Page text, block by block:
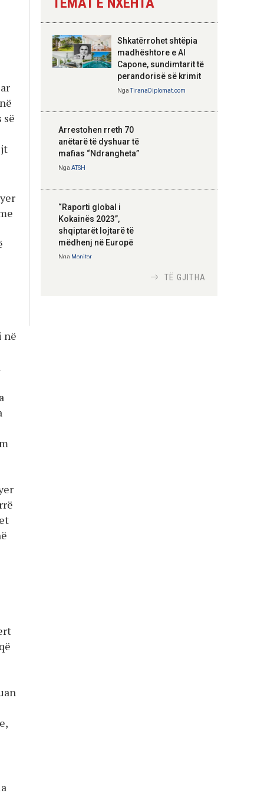
së
në
Hoxha takim me
zyrtarë të lartë të
DASH: Angazhim i
përbashkët për
strategjik
Shkatërrohet shtëpia
madhështore e Al
Capone, sundimtarit të
perandorisë së krimit
NgaTiranaDiplomat.com
Arrestohen rreth 70
anëtarë të dyshuar të
mafias “Ndrangheta”
Nga ATSH
“Raporti global i
Kokainës 2023”,
shqiptarët lojtarë të
mëdhenj në Europë
Nga Monitor
TË GJITHA